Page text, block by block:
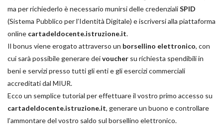
ma per richiederlo è necessario munirsi delle credenzialiSPID
(Sistema Pubblico per l’Identità Digitale) e iscriversi alla piattaforma
online cartadeldocente.istruzione.it.
Il bonus viene erogato attraverso un borsellino elettronico, con
cui sarà possibile generare deivoucher su richiesta spendibili in
beni e servizi presso tutti gli enti e gli esercizi commerciali
accreditati dal MIUR.
Ecco un semplice tutorial per effettuare il vostro primo accesso su
cartadeldocente.istruzione.it, generare un buono e controllare
l’ammontare del vostro saldo sul borsellino elettronico.